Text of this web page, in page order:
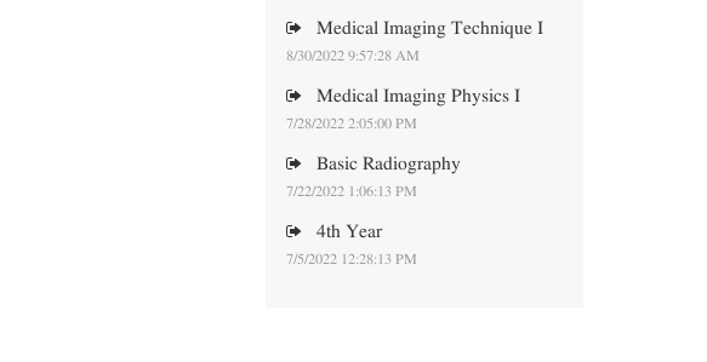
Medical Imaging Technique I
8/30/2022 9:57:28 AM
Medical Imaging Physics I
7/28/2022 2:05:00 PM
Basic Radiography
7/22/2022 1:06:13 PM
4th Year
7/5/2022 12:28:13 PM